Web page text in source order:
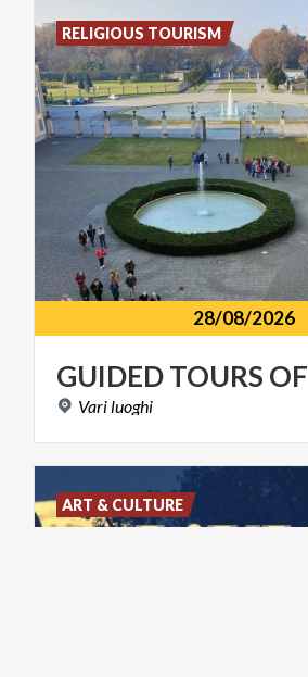
28/08/2026
GUIDEDTOURS OF
Vari luoghi
RELIGIOUS TOURISM
ART & CULTURE